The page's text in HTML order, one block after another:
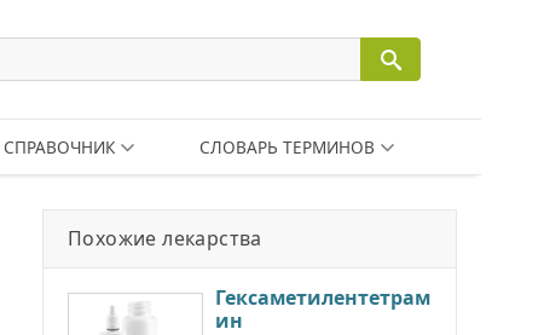
СПРАВОЧНИК СЛОВАРЬ ТЕРМИНОВ
Похожие лекарства
Гексаметилентетрам
ин